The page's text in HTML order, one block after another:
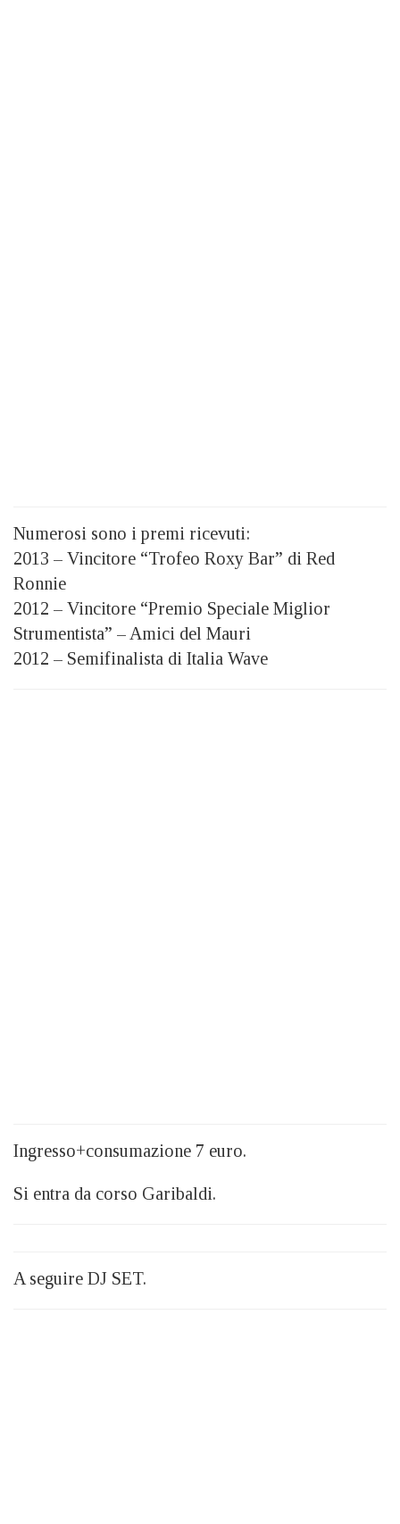
Numerosi sono i premi ricevuti:
2013 – Vincitore “Trofeo Roxy Bar” di Red
Ronnie
2012 – Vincitore “Premio Speciale Miglior
Strumentista” – Amici del Mauri
2012 – Semifinalista di Italia Wave
Ingresso+consumazione 7 euro.
Si entra da corso Garibaldi.
A seguire DJ SET.